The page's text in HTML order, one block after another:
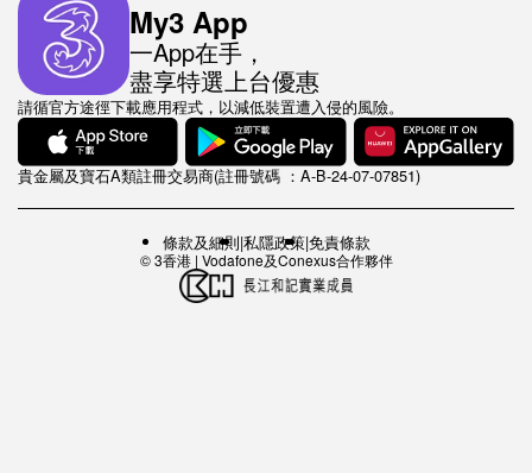
My3 App
一App在手，
盡享特選上台優惠
請循官方途徑下載應用程式，以減低裝置遭入侵的風險。
貴金屬及寶石A類註冊交易商(註冊號碼 ：A-B-24-07-07851)
條款及細則|私隱政策|免責條款
© 3香港 | Vodafone及Conexus合作夥伴